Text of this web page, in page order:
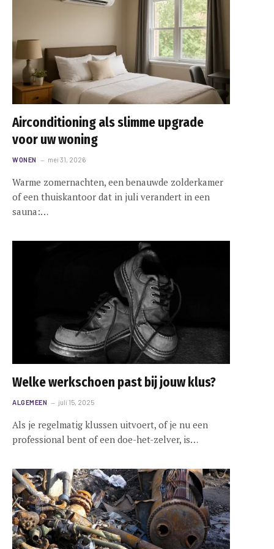
Airconditioning als slimme upgrade
voor uw woning
WONEN mei 31, 2026
Warme zomernachten, een benauwde zolderkamer
of een thuiskantoor dat in juli verandert in een
sauna:…
Welke werkschoen past bij jouw klus?
ALGEMEEN juli 15, 2025
Als je regelmatig klussen uitvoert, of je nu een
professional bent of een doe-het-zelver, is…